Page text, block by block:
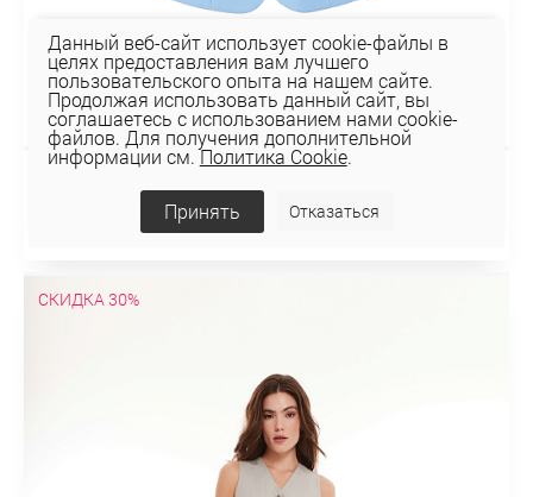
ЖИЛЕТ 1К-2022
223,20 руб
СКИДКА 30%
Данный веб-сайт использует cookie-файлы в
целях предоставления вам лучшего
пользовательского опыта на нашем сайте.
Продолжая использовать данный сайт, вы
соглашаетесь с использованием нами cookie-
файлов. Для получения дополнительной
информации см.Политика Cookie.
Принять Отказаться